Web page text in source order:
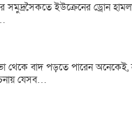
সমুদ্রসৈকতে ইউক্রেনের ড্রোন
থেকে বাদ পড়তে পারেন
যেসব…